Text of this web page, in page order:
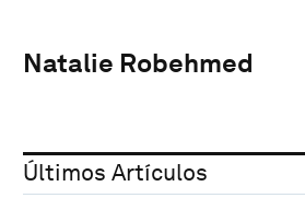
Natalie Robehmed
Últimos Artículos